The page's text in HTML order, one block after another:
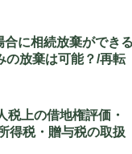
に相続放棄ができ
の放棄は可能？/再転
税上の借地権評価・
得税・贈与税の取扱